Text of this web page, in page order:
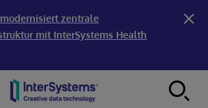
zentrale
mit InterSystems Health